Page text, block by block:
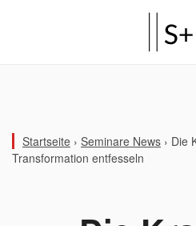
Startseite › Seminare News › Die
Transformation entfesseln